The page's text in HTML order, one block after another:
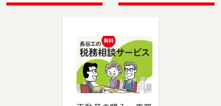
成増店を移転しました。板橋区（一部）・練馬
ご購入をご検討の方は、是非ご相談ください。
フリーダイアル（0120-875-834）よりお気軽に